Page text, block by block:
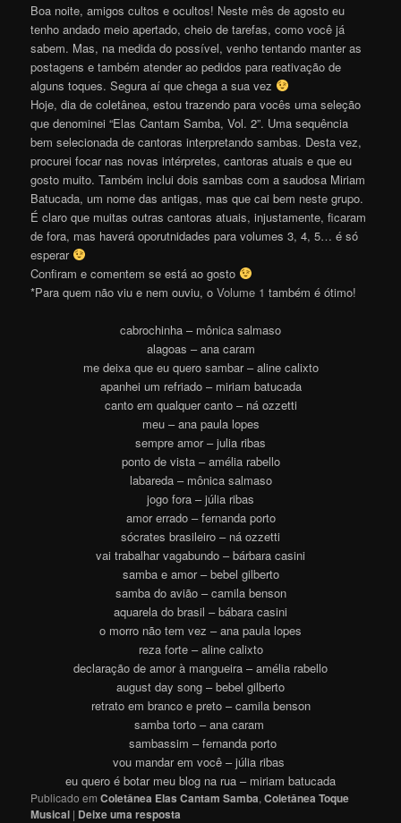
Boa noite, amigos cultos e ocultos! Neste mês de agosto eu
tenho andado meio apertado, cheio de tarefas, como você já
sabem. Mas, na medida do possível, venho tentando manter as
postagens e também atender ao pedidos para reativação de
alguns toques. Segura aí que chega a sua vez
Hoje, dia de coletânea, estou trazendo para vocês uma seleção
que denominei “Elas Cantam Samba, Vol. 2”. Uma sequência
bem selecionada de cantoras interpretando sambas. Desta vez,
procurei focar nas novas intérpretes, cantoras atuais e que eu
gosto muito. Também inclui dois sambas com a saudosa Miriam
Batucada, um nome das antigas, mas que cai bem neste grupo.
É claro que muitas outras cantoras atuais, injustamente, ficaram
de fora, mas haverá oporutnidades para volumes 3, 4, 5… é só
esperar
Confiram e comentem se está ao gosto
*Para quem não viu e nem ouviu, oVolume 1 também é ótimo!
cabrochinha – mônica salmaso
alagoas – ana caram
me deixa que eu quero sambar – aline calixto
apanhei um refriado – miriam batucada
canto em qualquer canto – ná ozzetti
meu – ana paula lopes
sempre amor – julia ribas
ponto de vista – amélia rabello
labareda – mônica salmaso
jogo fora – júlia ribas
amor errado – fernanda porto
sócrates brasileiro – ná ozzetti
vai trabalhar vagabundo – bárbara casini
samba e amor – bebel gilberto
samba do avião – camila benson
aquarela do brasil – bábara casini
o morro não tem vez – ana paula lopes
reza forte – aline calixto
declaração de amor à mangueira – amélia rabello
august day song – bebel gilberto
retrato em branco e preto – camila benson
samba torto – ana caram
sambassim – fernanda porto
vou mandar em você – júlia ribas
eu quero é botar meu blog na rua – miriam batucada
Publicado em Coletânea Elas Cantam Samba,Coletânea Toque
Musical | Deixe uma resposta